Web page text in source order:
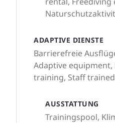
ADAPTIVE DIENSTE
Barrierefreie
Adaptive equipment,
training, Staff
AUSSTATTUNG
Trainingspool,